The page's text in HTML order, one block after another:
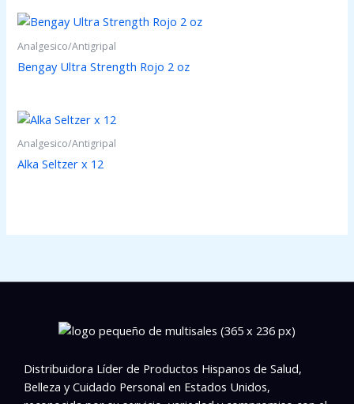
Analgesico/Antigripal
Bengay Ultra Strength Rojo 2 oz
Analgesico/Antigripal
Alka Seltzer x 12
Distribuidora Líder de Productos Hispanos de Salud,
Belleza y Cuidado Personal en Estados Unidos,